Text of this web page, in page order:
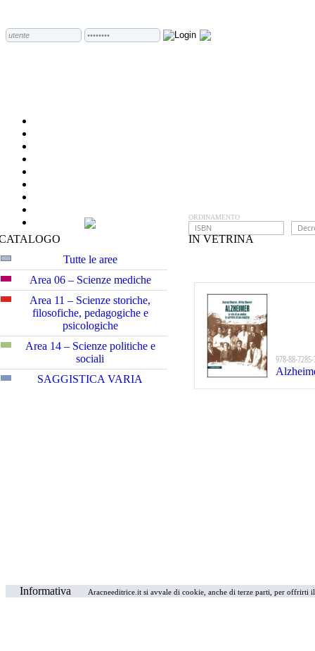
Tutte le aree
Area 06 – Scienze mediche
Area 11 – Scienze storiche,
filosofiche, pedagogiche e
psicologiche
Area 14 – Scienze politiche e
sociali
SAGGISTICA VARIA
IN VETRINA
ORDINAMENTO
978-88-
Informativa Aracneeditrice.it si avvale di cookie, anche di terze parti, per